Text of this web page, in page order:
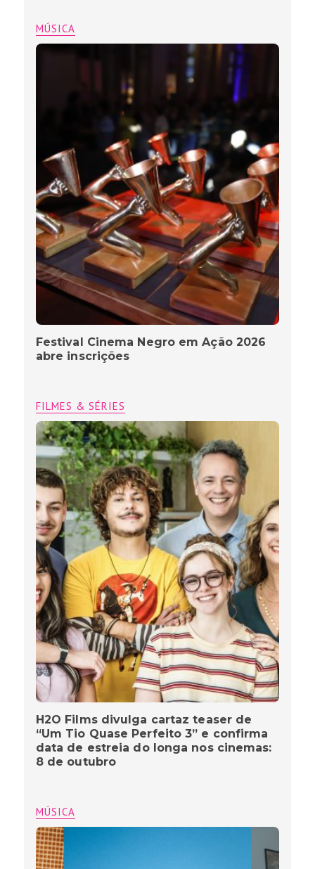
MÚSICA
Festival Cinema Negro em Ação 2026
abre inscrições
FILMES & SÉRIES
H2O Films divulga cartaz teaser de
“Um Tio Quase Perfeito 3” e confirma
data de estreia do longa nos cinemas:
8 de outubro
MÚSICA